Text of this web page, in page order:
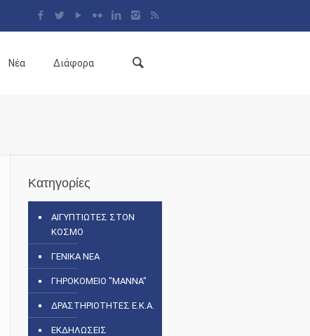
Νέα Διάφορα
Κατηγορίες
ΑΙΓΥΠΤΙΩΤΕΣ ΣΤΟΝ
ΚΟΣΜΟ
ΓΕΝΙΚΑ ΝΕΑ
ΓΗΡΟΚΟΜΕΙΟ "ΜΑΝΝΑ"
ΔΡΑΣΤΗΡΙΟΤΗΤΕΣ Ε.Κ.Α.
ΕΚΔΗΛΩΣΕΙΣ